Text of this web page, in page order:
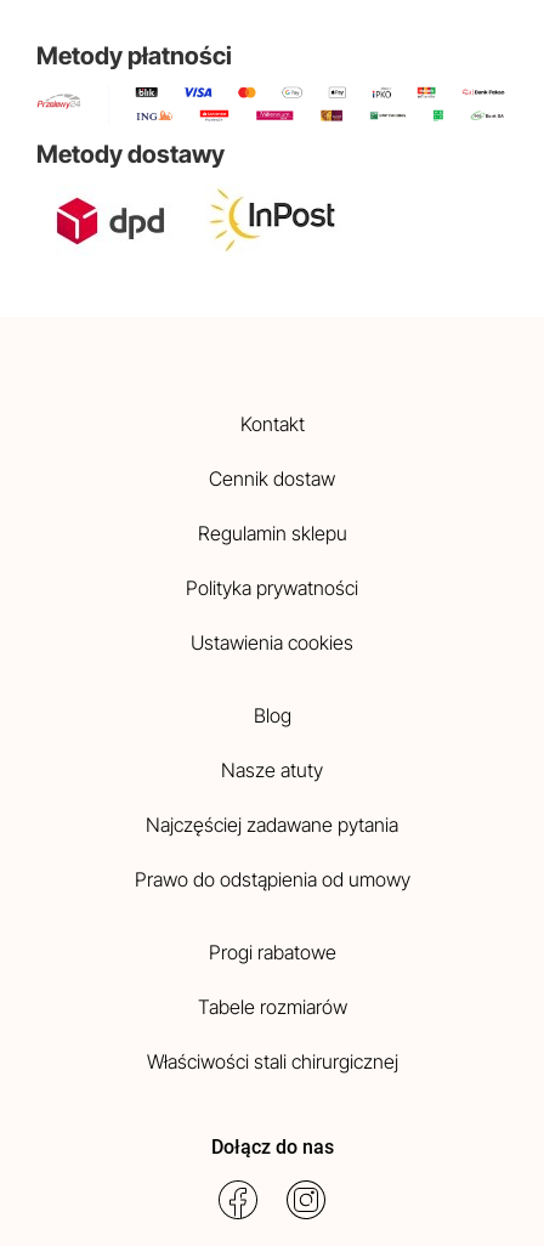
Metody płatności
Metody dostawy
Kontakt
Cennik dostaw
Regulamin sklepu
Polityka prywatności
Ustawienia cookies
Blog
Nasze atuty
Najczęściej zadawane pytania
Prawo do odstąpienia od umowy
Progi rabatowe
Tabele rozmiarów
Właściwości stali chirurgicznej
Dołącz do nas